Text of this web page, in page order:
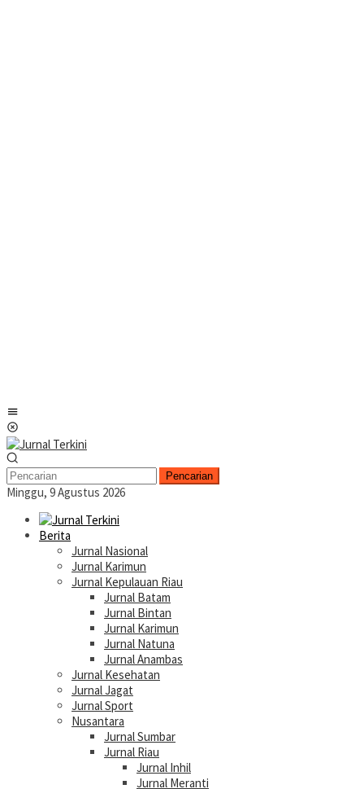
Pencarian
Minggu, 9 Agustus 2026
Berita
Jurnal Nasional
Jurnal Karimun
Jurnal Kepulauan Riau
Jurnal Batam
Jurnal Bintan
Jurnal Karimun
Jurnal Natuna
Jurnal Anambas
Jurnal Kesehatan
Jurnal Jagat
Jurnal Sport
Nusantara
Jurnal Sumbar
Jurnal Riau
Jurnal Inhil
Jurnal Meranti